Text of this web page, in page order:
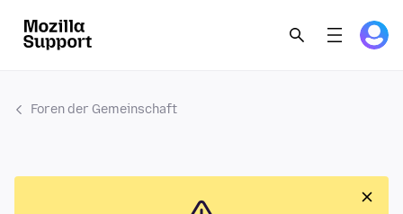
Foren der Gemeinschaft